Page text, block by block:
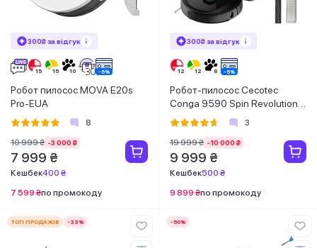
300₴ за відгук
Робот пилосос MOVA E20s
Pro-EUA
8
10 999 ₴ -3 000 ₴
7 999 ₴
Кешбек400 ₴
7 599 ₴по промокоду
300₴ за відгук
Робот-пилосос Cecotec
Conga 9590 Spin Revolution
Ultra Power Home 3
19 999 ₴ -10 000 ₴
9 999 ₴
Кешбек500 ₴
9 899 ₴по промокоду
ТОП ПРОДАЖІВ -33% -50%